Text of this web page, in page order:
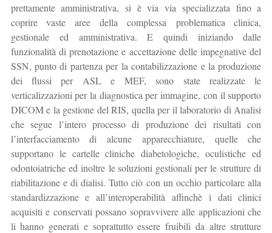
prettamente amministrativa, si è via via specializzata fino a
coprire vaste aree della complessa problematica clinica,
gestionale ed amministrativa. E quindi iniziando dalle
funzionalità di prenotazione e accettazione delle impegnative del
SSN, punto di partenza per la contabilizzazione e la produzione
dei flussi per ASL e MEF, sono state realizzate le
verticalizzazioni per la diagnostica per immagine, con il supporto
DICOM e la gestione del RIS, quella per il laboratorio di Analisi
che segue l’intero processo di produzione dei risultati con
l’interfacciamento di alcune apparecchiature, quelle che
supportano le cartelle cliniche diabetologiche, oculistiche ed
odontoiatriche ed inoltre le soluzioni gestionali per le strutture di
riabilitazione e di dialisi. Tutto ciò con un occhio particolare alla
standardizzazione e all’interoperabilità affinchè i dati clinici
acquisiti e conservati possano sopravvivere alle applicazioni che
li hanno generati e soprattutto essere fruibili da altre strutture